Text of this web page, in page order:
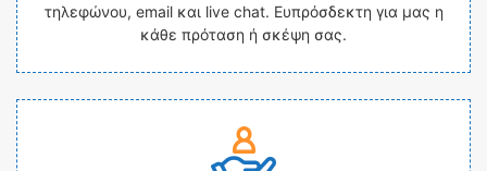
τηλεφώνου, email και live chat. Ευπρόσδεκτη για μας η
κάθε πρόταση ή σκέψη σας.